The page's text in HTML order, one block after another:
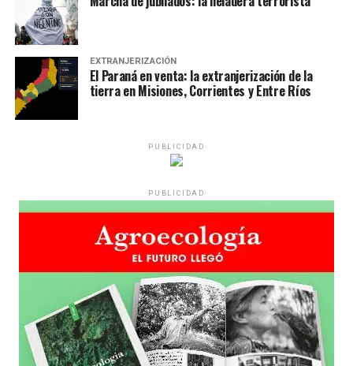
EXTRANJERIZACIÓN
El Paraná en venta: la extranjerización de la
tierra en Misiones, Corrientes y Entre Ríos
PUBLICIDAD
PUBLICIDAD